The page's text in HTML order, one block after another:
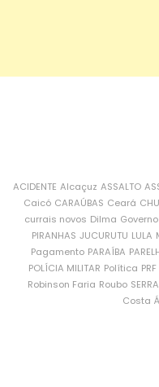
ACIDENTE Alcaçuz ASSALTO
Caicó CARAÚBAS Ceará
currais novos Dilma
PIRANHAS JUCURUTU LULA
Pagamento PARAÍBA
POLÍCIA MILITAR Política PRF
Robinson Faria Roubo
Costa